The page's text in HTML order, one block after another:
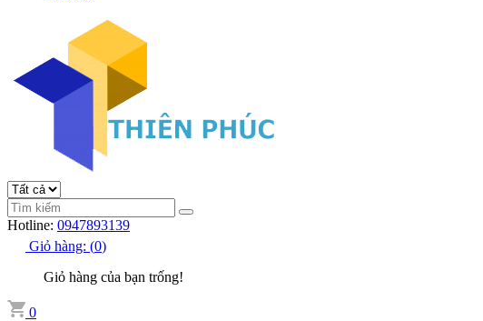
Hotline: 0947893139
Giỏ hàng: (0)
Giỏ hàng của bạn trống!
0